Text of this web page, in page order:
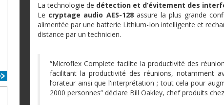
La technologie de détection et d’évitement des
Le cryptage audio AES-128 assure la plus grande
alimentée par une batterie Lithium-Ion intelligente et
distance par un technicien.
“Microflex Complete facilite la productivité des
facilitant la productivité des réunions, notamment
l’orateur ainsi que l'interprétation ; tout cela pour
2000 personnes” déclare Bill Oakley, chef produits